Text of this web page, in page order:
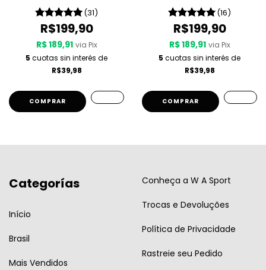
(31)
R$199,90
R$ 189,91 via Pix
5 cuotas sin interés de
R$39,98
COMPRAR
(16)
R$199,90
R$ 189,91 via Pix
5 cuotas sin interés de
R$39,98
COMPRAR
Categorías
Início
Brasil
Mais Vendidos
Conheça a W A Sport
Trocas e Devoluções
Política de Privacidade
Rastreie seu Pedido